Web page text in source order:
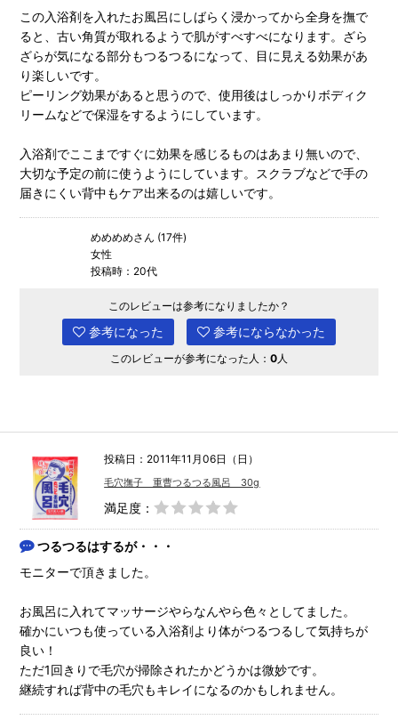
この入浴剤を入れたお風呂にしばらく浸かってから全身を撫で
ると、古い角質が取れるようで肌がすべすべになります。ざら
ざらが気になる部分もつるつるになって、目に見える効果があ
り楽しいです。
ピーリング効果があると思うので、使用後はしっかりボディク
リームなどで保湿をするようにしています。
入浴剤でここまですぐに効果を感じるものはあまり無いので、
大切な予定の前に使うようにしています。スクラブなどで手の
届きにくい背中もケア出来るのは嬉しいです。
めめめめさん (17件)
女性
投稿時：20代
このレビューは参考になりましたか？
参考になった 参考にならなかった
このレビューが参考になった人： 0人
投稿日：2011年11月06日（日）
毛穴撫子 重曹つるつる風呂 30g
満足度：
つるつるはするが・・・
モニターで頂きました。
お風呂に入れてマッサージやらなんやら色々としてました。
確かにいつも使っている入浴剤より体がつるつるして気持ちが
良い！
ただ1回きりで毛穴が掃除されたかどうかは微妙です。
継続すれば背中の毛穴もキレイになるのかもしれません。